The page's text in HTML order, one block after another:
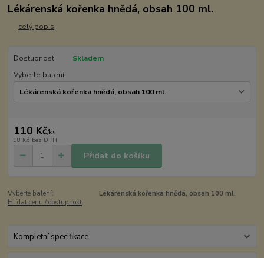
Lékárenská kořenka hnědá, obsah 100 ml.
celý popis
Dostupnost
Skladem
Vyberte balení
110 Kč/ks
98 Kč bez DPH
Přidat do košíku
Vyberte balení:
Lékárenská kořenka hnědá, obsah 100 ml.
Hlídat cenu / dostupnost
Kompletní specifikace